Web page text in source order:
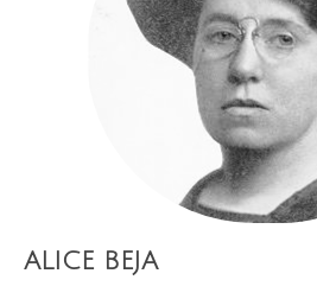
ALICE BEJA